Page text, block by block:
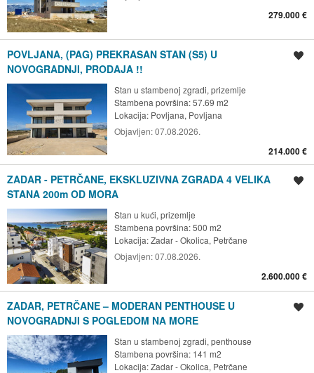
279.000 €
POVLJANA, (PAG) PREKRASAN STAN (S5) U
NOVOGRADNJI, PRODAJA !!
Stan u stambenoj zgradi, prizemlje
Stambena površina: 57.69 m2
Lokacija: Povljana, Povljana
Objavljen:07.08.2026.
214.000 €
ZADAR - PETRČANE, EKSKLUZIVNA ZGRADA 4 VELIKA
STANA 200m OD MORA
Stan u kući, prizemlje
Stambena površina: 500 m2
Lokacija:Zadar - Okolica, Petrčane
Objavljen:07.08.2026.
2.600.000 €
ZADAR, PETRČANE – MODERAN PENTHOUSE U
NOVOGRADNJI S POGLEDOM NA MORE
Stan u stambenoj zgradi, penthouse
Stambena površina: 141 m2
Lokacija:Zadar - Okolica, Petrčane